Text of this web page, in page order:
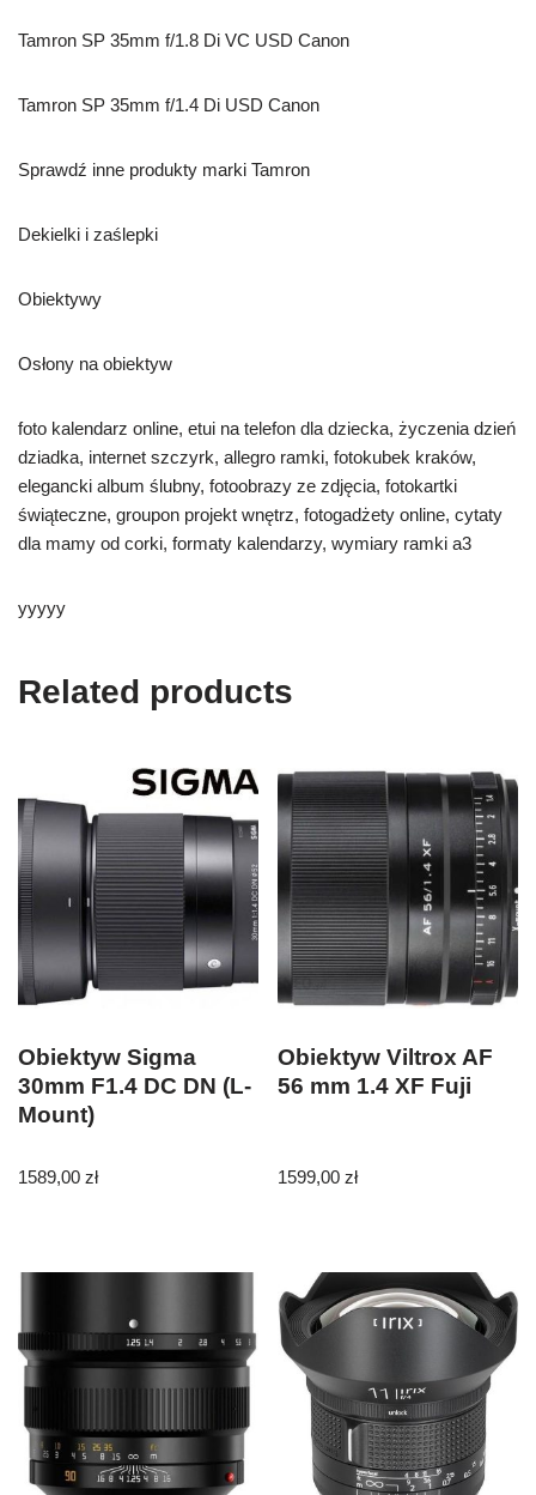
Tamron SP 35mm f/1.8 Di VC USD Canon
Tamron SP 35mm f/1.4 Di USD Canon
Sprawdź inne produkty marki Tamron
Dekielki i zaślepki
Obiektywy
Osłony na obiektyw
foto kalendarz online, etui na telefon dla dziecka, życzenia dzień
dziadka, internet szczyrk, allegro ramki, fotokubek kraków,
elegancki album ślubny, fotoobrazy ze zdjęcia, fotokartki
świąteczne, groupon projekt wnętrz, fotogadżety online, cytaty
dla mamy od corki, formaty kalendarzy, wymiary ramki a3
yyyyy
Related products
Obiektyw Sigma
30mm F1.4 DC DN (L-
Mount)
1589,00 zł
Obiektyw Viltrox AF
56 mm 1.4 XF Fuji
1599,00zł